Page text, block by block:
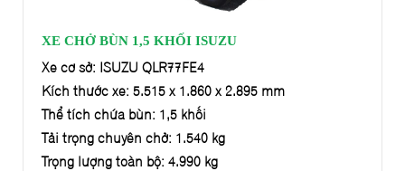
XE CHỞ BÙN 1,5 KHỐI ISUZU
Xe cơ sở: ISUZU QLR77FE4
Kích thước xe: 5.515 x 1.860 x 2.895 mm
Thể tích chứa bùn: 1,5 khối
Tải trọng chuyên chở: 1.540 kg
Trọng lượng toàn bộ: 4.990 kg